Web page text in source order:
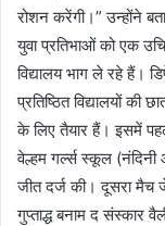
रोशन करेंगी।” उन्होंने
युवा प्रतिभाओं को एक
विद्यालय भाग ले रहे हैं।
प्रतिष्ठित विद्यालयों की
के लिए तैयार हैं। इसमें
वेल्हम गर्ल्स स्कूल
जीत दर्ज की। दूसरा मैच
गुप्ताद्ध बनाम द संस्कार